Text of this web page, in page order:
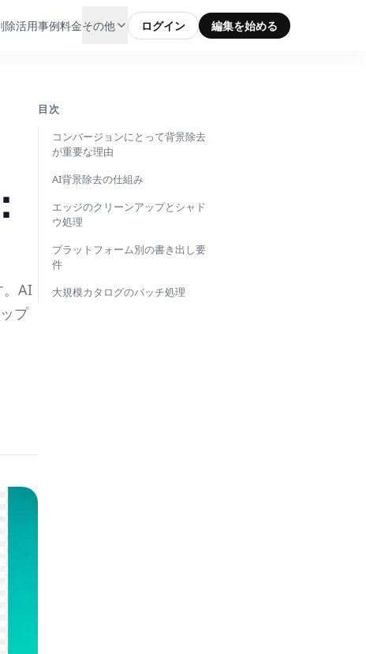
除活用事例料金その他 ログイン 編集を始める
。AI
プ
目次
コンバージョンにとって背景除去
が重要な理由
AI背景除去の仕組み
エッジのクリーンアップとシャド
ウ処理
プラットフォーム別の書き出し要
件
大規模カタログのバッチ処理